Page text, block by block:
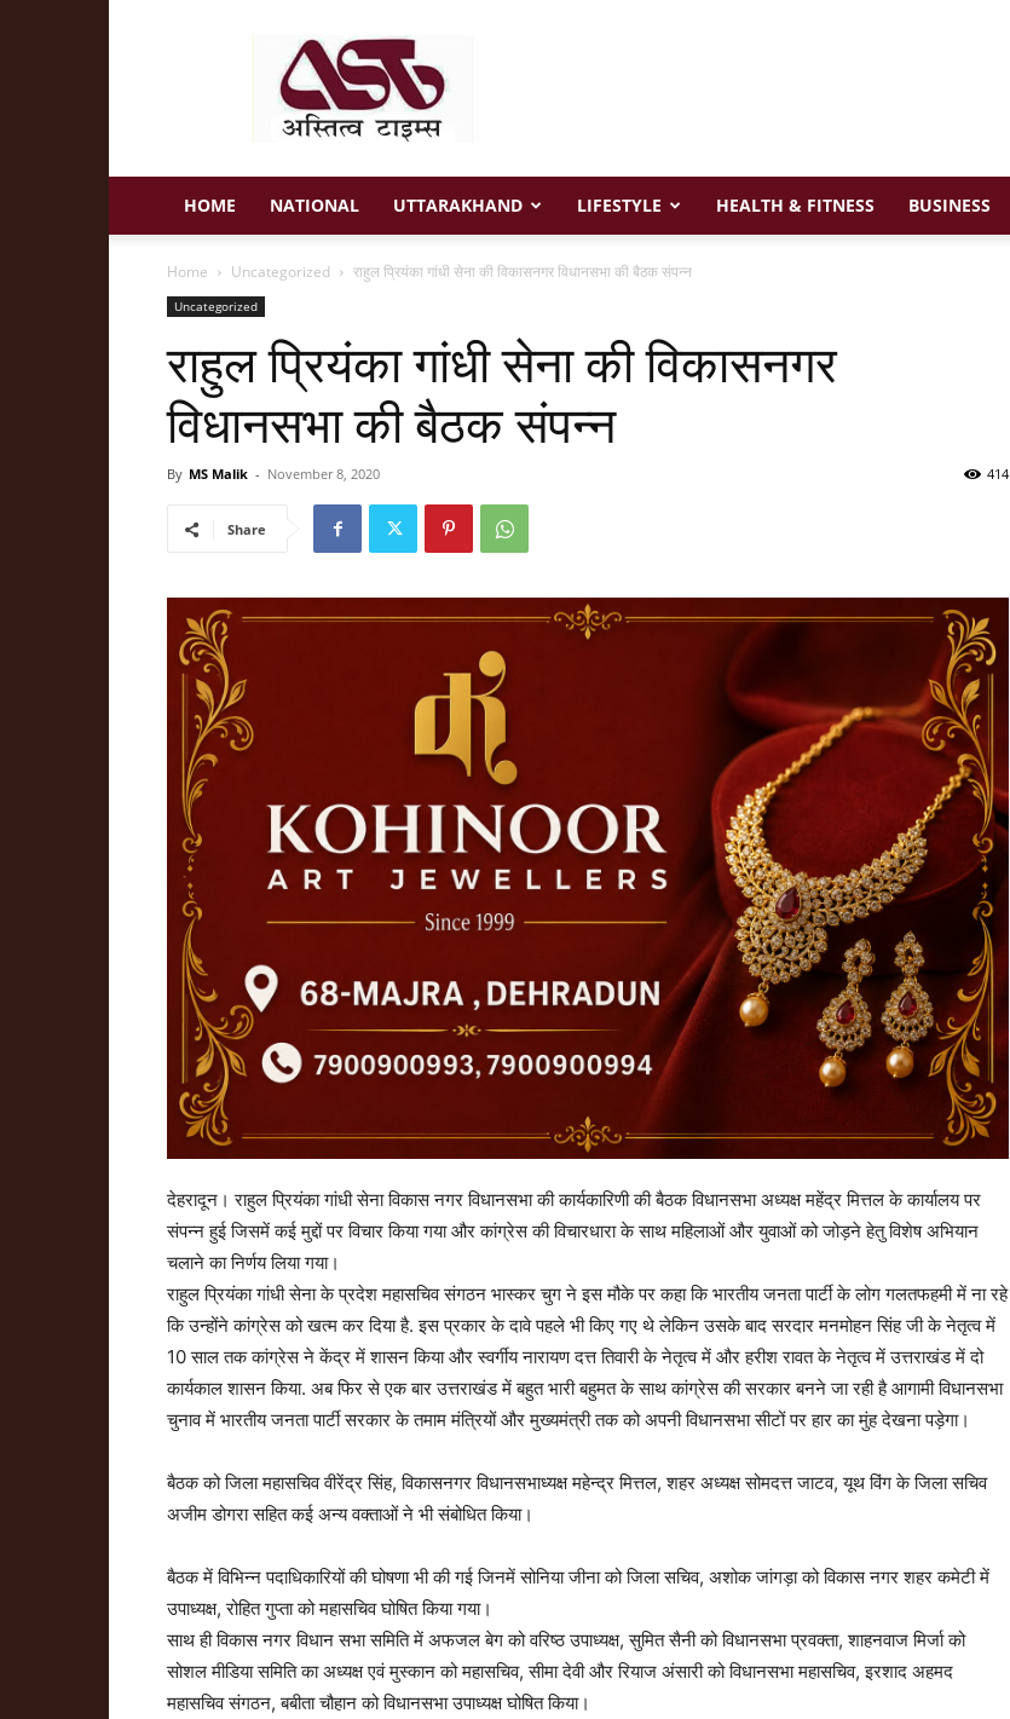
Astitva
Times
HOME NATIONAL UTTARAKHAND LIFESTYLE HEALTH & FITNESS BUSINESS
Home Uncategorized राहुल प्रियंका गांधी सेना की विकासनगर विधानसभा की बैठक संपन्न
Uncategorized
राहुल प्रियंका गांधी सेना की विकासनगर
विधानसभा की बैठक संपन्न
By MS Malik - November 8, 2020 414
Share
देहरादून। राहुल प्रियंका गांधी सेना विकास नगर विधानसभा की कार्यकारिणी की बैठक विधानसभा अध्यक्ष महेंद्र मित्तल के कार्यालय पर
संपन्न हुई जिसमें कई मुद्दों पर विचार किया गया और कांग्रेस की विचारधारा के साथ महिलाओं और युवाओं को जोड़ने हेतु विशेष अभियान
चलाने का निर्णय लिया गया।
राहुल प्रियंका गांधी सेना के प्रदेश महासचिव संगठन भास्कर चुग ने इस मौके पर कहा कि भारतीय जनता पार्टी के लोग गलतफहमी में ना रहे
कि उन्होंने कांग्रेस को खत्म कर दिया है. इस प्रकार के दावे पहले भी किए गए थे लेकिन उसके बाद सरदार मनमोहन सिंह जी के नेतृत्व में
10 साल तक कांग्रेस ने केंद्र में शासन किया और स्वर्गीय नारायण दत्त तिवारी के नेतृत्व में और हरीश रावत के नेतृत्व में उत्तराखंड में दो
कार्यकाल शासन किया. अब फिर से एक बार उत्तराखंड में बहुत भारी बहुमत के साथ कांग्रेस की सरकार बनने जा रही है आगामी विधानसभा
चुनाव में भारतीय जनता पार्टी सरकार के तमाम मंत्रियों और मुख्यमंत्री तक को अपनी विधानसभा सीटों पर हार का मुंह देखना पड़ेगा।
बैठक को जिला महासचिव वीरेंद्र सिंह, विकासनगर विधानसभाध्यक्ष महेन्द्र मित्तल, शहर अध्यक्ष सोमदत्त जाटव, यूथ विंग के जिला सचिव
अजीम डोगरा सहित कई अन्य वक्ताओं ने भी संबोधित किया।
बैठक में विभिन्न पदाधिकारियों की घोषणा भी की गई जिनमें सोनिया जीना को जिला सचिव, अशोक जांगड़ा को विकास नगर शहर कमेटी में
उपाध्यक्ष, रोहित गुप्ता को महासचिव घोषित किया गया।
साथ ही विकास नगर विधान सभा समिति में अफजल बेग को वरिष्ठ उपाध्यक्ष, सुमित सैनी को विधानसभा प्रवक्ता, शाहनवाज मिर्जा को
सोशल मीडिया समिति का अध्यक्ष एवं मुस्कान को महासचिव, सीमा देवी और रियाज अंसारी को विधानसभा महासचिव, इरशाद अहमद
महासचिव संगठन, बबीता चौहान को विधानसभा उपाध्यक्ष घोषित किया।